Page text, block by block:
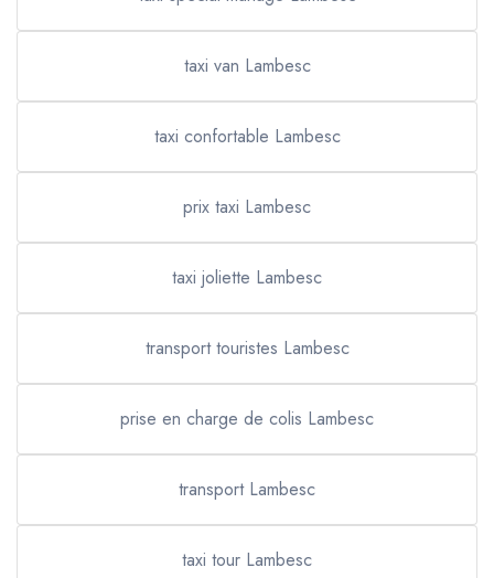
taxi van Lambesc
taxi confortable Lambesc
prix taxi Lambesc
taxi joliette Lambesc
transport touristes Lambesc
prise en charge de colis Lambesc
transport Lambesc
taxi tour Lambesc